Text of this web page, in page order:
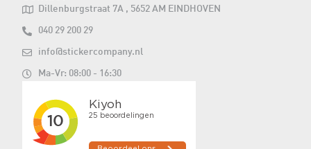
Dillenburgstraat 7A , 5652 AM EINDHOVEN
040 29 200 29
info@stickercompany.nl
Ma-Vr: 08:00 - 16:30